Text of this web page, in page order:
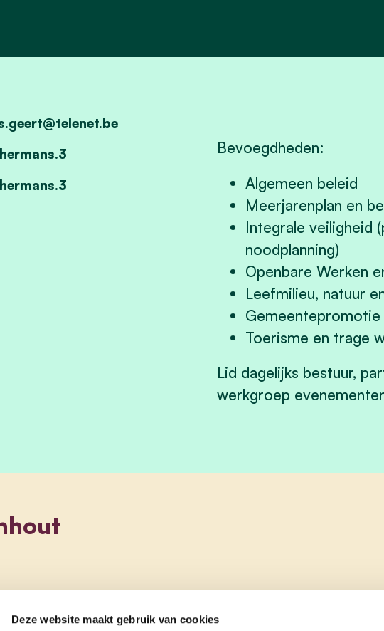
Deze website maakt gebruik van cookies
Bevoegdheden:
Algemeen beleid
Meerjarenplan en
Integrale veiligheid
noodplanning)
Openbare Werken
Leefmilieu, natuur
Gemeentepromotie
Toerisme en trage
Lid dagelijks bestuur,
werkgroep